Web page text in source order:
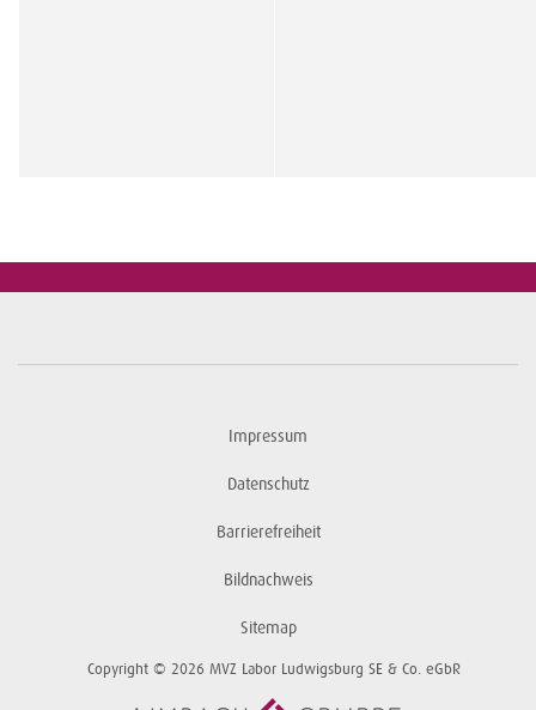
Impressum
Datenschutz
Barrierefreiheit
Bildnachweis
Sitemap
Copyright © 2026 MVZ Labor Ludwigsburg SE & Co. eGbR